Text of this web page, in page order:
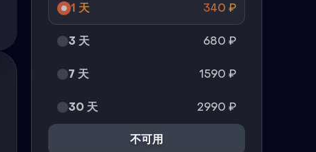
1 天 340 ₽
3 天 680 ₽
7 天 1590 ₽
30 天 2990 ₽
不可用